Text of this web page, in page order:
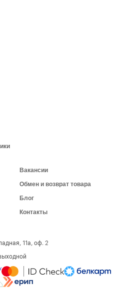
Вакансии
Обмен и возврат товара
Блог
Контакты
11а, оф. 2